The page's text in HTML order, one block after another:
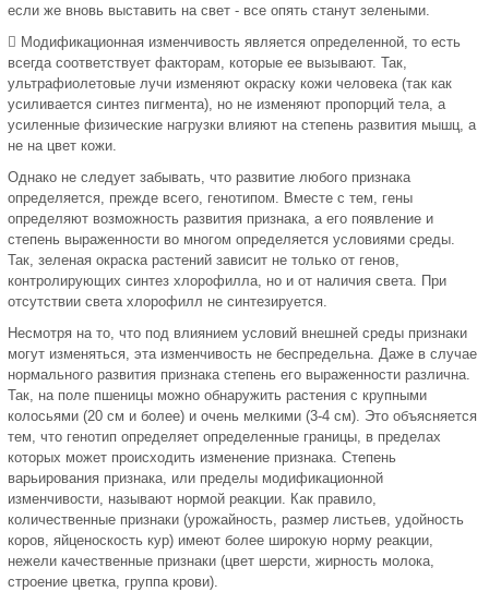
если же вновь выставить на свет - все опять станут зелеными.
 Модификационная изменчивость является определенной, то есть
всегда соответствует факторам, которые ее вызывают. Так,
ультрафиолетовые лучи изменяют окраску кожи человека (так как
усиливается синтез пигмента), но не изменяют пропорций тела, а
усиленные физические нагрузки влияют на степень развития мышц, а
не на цвет кожи.
Однако не следует забывать, что развитие любого признака
определяется, прежде всего, генотипом. Вместе с тем, гены
определяют возможность развития признака, а его появление и
степень выраженности во многом определяется условиями среды.
Так, зеленая окраска растений зависит не только от генов,
контролирующих синтез хлорофилла, но и от наличия света. При
отсутствии света хлорофилл не синтезируется.
Несмотря на то, что под влиянием условий внешней среды признаки
могут изменяться, эта изменчивость не беспредельна. Даже в случае
нормального развития признака степень его выраженности различна.
Так, на поле пшеницы можно обнаружить растения с крупными
колосьями (20 см и более) и очень мелкими (3-4 см). Это объясняется
тем, что генотип определяет определенные границы, в пределах
которых может происходить изменение признака. Степень
варьирования признака, или пределы модификационной
изменчивости, называют нормой реакции. Как правило,
количественные признаки (урожайность, размер листьев, удойность
коров, яйценоскость кур) имеют более широкую норму реакции,
нежели качественные признаки (цвет шерсти, жирность молока,
строение цветка, группа крови).